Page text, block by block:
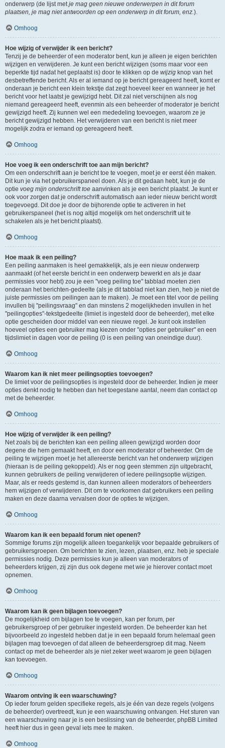
onderwerp (de lijst metje mag geen nieuwe onderwerpen in dit forum
plaatsen, je mag niet antwoorden op een onderwerp in dit forum, enz.).
Omhoog
Hoe wijzig of verwijder ik een bericht?
Tenzij je de beheerder of een moderator bent, kun je alleen je eigen berichten
wijzigen en verwijderen. Je kunt een bericht wijzigen (soms maar voor een
beperkte tijd nadat het geplaatst is) door te klikken op de wijzig knop van het
desbetreffende bericht. Als er al iemand op je bericht gereageerd heeft, komt er
onderaan je bericht een klein tekstje dat zegt hoeveel keer en wanneer je het
bericht voor het laatst je gewijzigd hebt. Dit zal niet verschijnen als nog
niemand gereageerd heeft, evenmin als een beheerder of moderator je bericht
gewijzigd heeft. Zij kunnen wel een mededeling toevoegen, waarom ze je
bericht gewijzigd hebben. Het verwijderen van een bericht is niet meer
mogelijk zodra er iemand op gereageerd heeft.
Omhoog
Hoe voeg ik een onderschrift toe aan mijn bericht?
Om een onderschrift aan je bericht toe te voegen, moet je er eerst één maken.
Dit kun je via het gebruikerspaneel doen. Als je dit gedaan hebt, kun je de
optie voeg mijn onderschrift toe aanvinken als je een bericht plaatst. Je kunt er
ook voor zorgen dat je onderschrift automatisch aan ieder nieuw bericht wordt
toegevoegd. Dit doe je door de bijhorende optie te activeren in het
gebruikerspaneel (het is nog altijd mogelijk om het onderschrift uit te
schakelen als je het bericht plaatst).
Omhoog
Hoe maak ik een peiling?
Een peiling aanmaken is heel gemakkelijk, als je een nieuw onderwerp
aanmaakt (of het eerste bericht in een onderwerp bewerkt en als je daar
permissies voor hebt) zou je een "voeg peiling toe" tabblad moeten zien
onderaan het berichten-gedeelte (als je dit tabblad niet kan zien, heb je niet de
juiste permissies om peilingen aan te maken). Je moet een titel voor de peiling
invullen bij "peilingsvraag" en dan minstens 2 mogelijkheden invullen in het
"peilingopties"-tekstgedeelte (limiet is ingesteld door de beheerder), met elke
optie gescheiden door middel van een nieuwe regel. Je kunt ook instellen
hoeveel opties een gebruiker mag kiezen onder "opties per gebruiker" en een
tijdslimiet in dagen voor de peiling (0 is een peiling van oneindige duur).
Omhoog
Waarom kan ik niet meer peilingsopties toevoegen?
De limiet voor de peilingsopties is ingesteld door de beheerder. Indien je meer
opties denkt nodig te hebben dan het toegestane aantal, neem dan contact op
met de beheerder.
Omhoog
Hoe wijzig of verwijder ik een peiling?
Net zoals bij de berichten kan een peiling alleen gewijzigd worden door
degene die hem gemaakt heeft, en door een moderator of beheerder. Om de
peiling te wijzigen moet je het allereerste bericht van het onderwerp wijzigen
(hieraan is de peiling gekoppeld). Als er nog geen stemmen zijn uitgebracht,
kunnen gebruikers de peiling verwijderen of iedere peilingsoptie wijzigen.
Maar, als er reeds gestemd is, dan kunnen alleen moderators of beheerders
hem wijzigen of verwijderen. Dit om te voorkomen dat gebruikers een peiling
maken en deze daarna vervalsen door de opties te wijzigen.
Omhoog
Waarom kan ik een bepaald forum niet openen?
Sommige forums zijn mogelijk alleen toegankelijk voor bepaalde gebruikers of
gebruikersgroepen. Om berichten te zien, lezen, plaatsen, enz. heb je speciale
permissies nodig. Deze permissies kun je alleen van moderators of
beheerders krijgen, zij zijn dus ook degene met wie je hierover contact moet
opnemen.
Omhoog
Waarom kan ik geen bijlagen toevoegen?
De mogelijkheid om bijlagen toe te voegen, kan per forum, per
gebruikersgroep of per gebruiker ingesteld worden. De beheerder kan het
bijvoorbeeld zo ingesteld hebben dat je in een bepaald forum helemaal geen
bijlagen mag toevoegen of dat alleen de beheerdersgroep dit mag. Neem
contact op met de beheerder als je niet zeker weet waarom je geen bijlagen
kan toevoegen.
Omhoog
Waarom ontving ik een waarschuwing?
Op ieder forum gelden specifieke regels, als je één van deze regels (volgens
de beheerder) overtreedt, kun je een waarschuwing ontvangen. Het sturen van
een waarschuwing naar je is een beslissing van de beheerder, phpBB Limited
heeft hier dus in geen geval iets mee te maken.
Omhoog